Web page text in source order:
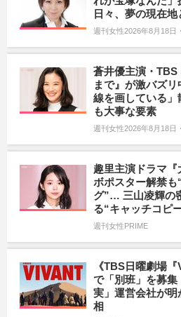
日々、夢の現在
週刊女性2026年8月18日
蒼井優主演・TBS
まで』が激バズ
線を画している」
も大事な要素
週刊女性2026年8月18日
趣里主演ドラマ
ボポスター解禁
グ”… 三山凌輝の
る“キャッチコピ
週刊女性PRIME
《TBS日曜劇場
で「別班」を募
実」運営会社が
相